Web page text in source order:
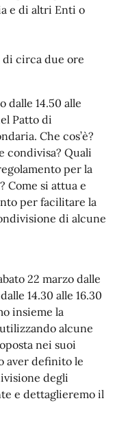
e di altri Enti o
circa due ore
dalle 14.50 alle
Patto di
Che cos’è?
condivisa? Quali
per la
Come si attua e
per facilitare la
di alcune
22 marzo dalle
14.30 alle 16.30
insieme la
alcune
nei suoi
aver definito le
degli
e dettaglieremo il